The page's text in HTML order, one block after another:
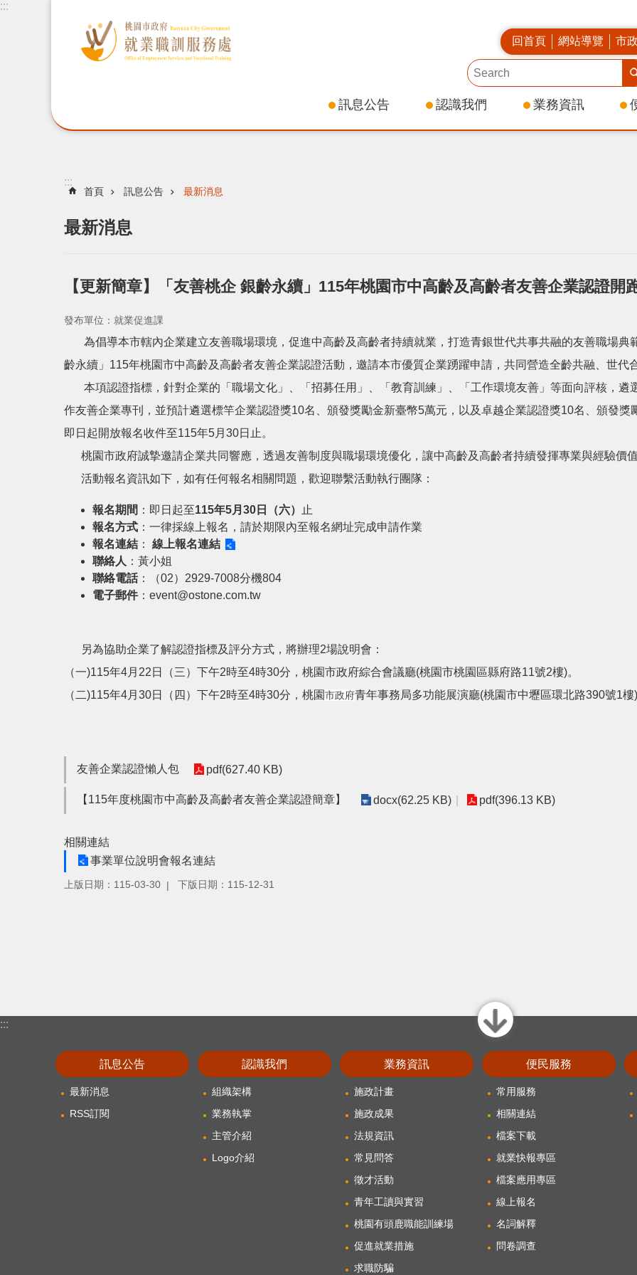
:::
回首頁 網站導覽 市
訊息公告 認識我們 業務資訊
:::
首頁 訊息公告 最新消息
最新消息
【更新簡章】「友善桃企 銀齡永續」115年桃園市中高齡及高齡者友善企業認證開
發布單位：就業促進課
為倡導本市轄內企業建立友善職場環境，促進中高齡及高齡者持續就業，打造青銀世代共事共融的友善職場典
齡永續」115年桃園市中高齡及高齡者友善企業認證活動，邀請本市優質企業踴躍申請，共同營造全齡共融、世代
本項認證指標，針對企業的「職場文化」、「招募任用」、「教育訓練」、「工作環境友善」等面向評核，遴
作友善企業專刊，並預計遴選標竿企業認證獎10名、頒發獎勵金新臺幣5萬元，以及卓越企業認證獎10名、頒發
即日起開放報名收件至115年5月30日止。
桃園市政府誠摯邀請企業共同響應，透過友善制度與職場環境優化，讓中高齡及高齡者持續發揮專業與經驗價
活動報名資訊如下，如有任何報名相關問題，歡迎聯繫活動執行團隊：
報名期間 ：即日起至115年5月30日（六）
止
報名方式 ：一律採線上報名，請於期限內至報名網址完成申請作業
報名連結 ：
線上報名連結
聯絡人 ：黃小姐
聯絡電話：（02）2929-7008分機804
電子郵件：event@ostone.com.tw
另為協助企業了解認證指標及評分方式，將辦理2場說明會：
（一)115年4月22日（三）下午2時至4時30分，桃園市政府綜合會議廳(桃園市桃園區縣府路11號2樓)。
（二)115年4月30日（四）下午2時至4時30分，桃園市政府青年事務局多功能展演廳(桃園市中壢區環北路390號1樓)
友善企業認證懶人包 pdf(627.40 KB)
【115年度桃園市中高齡及高齡者友善企業認證簡章】 docx(62.25 KB) pdf(396.13 KB)
相關連結
事業單位說明會報名連結
上版日期：115-03-30 下版日期：115-12-31
:::
訊息公告
最新消息
RSS訂閱
認識我們
組織架構
業務執掌
主管介紹
Logo介紹
業務資訊
施政計畫
施政成果
法規資訊
常見問答
徵才活動
青年工讀與實習
桃園有頭鹿職能訓練場
促進就業措施
求職防騙
便民服務
常用服務
相關連結
檔案下載
就業快報專區
檔案應用專區
線上報名
名詞解釋
問卷調查